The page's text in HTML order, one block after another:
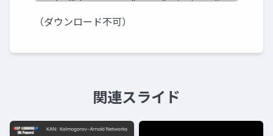
（ダウンロード不可）
関連スライド